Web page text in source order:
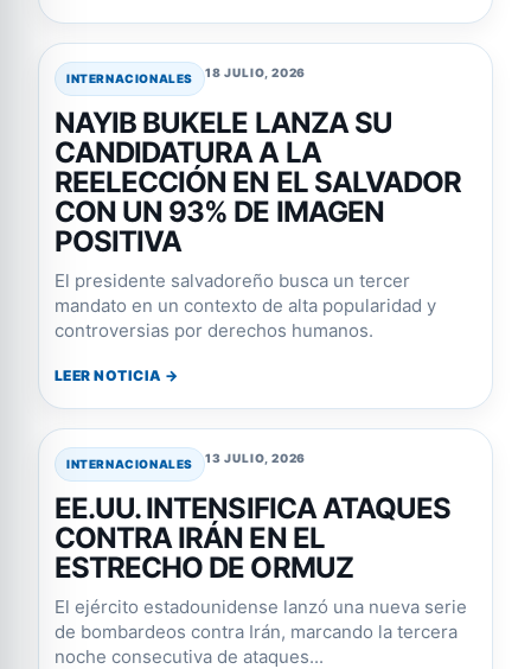
INTERNACIONALES 18 JULIO, 2026
NAYIB BUKELE LANZA SU
CANDIDATURA A LA
REELECCIÓN EN EL SALVADOR
CON UN 93% DE IMAGEN
POSITIVA
El presidente salvadoreño busca un tercer
mandato en un contexto de alta popularidad y
controversias por derechos humanos.
LEER NOTICIA →
INTERNACIONALES 13 JULIO, 2026
EE.UU. INTENSIFICA ATAQUES
CONTRA IRÁN EN EL
ESTRECHO DE ORMUZ
El ejército estadounidense lanzó una nueva serie
de bombardeos contra Irán, marcando la tercera
noche consecutiva de ataques...